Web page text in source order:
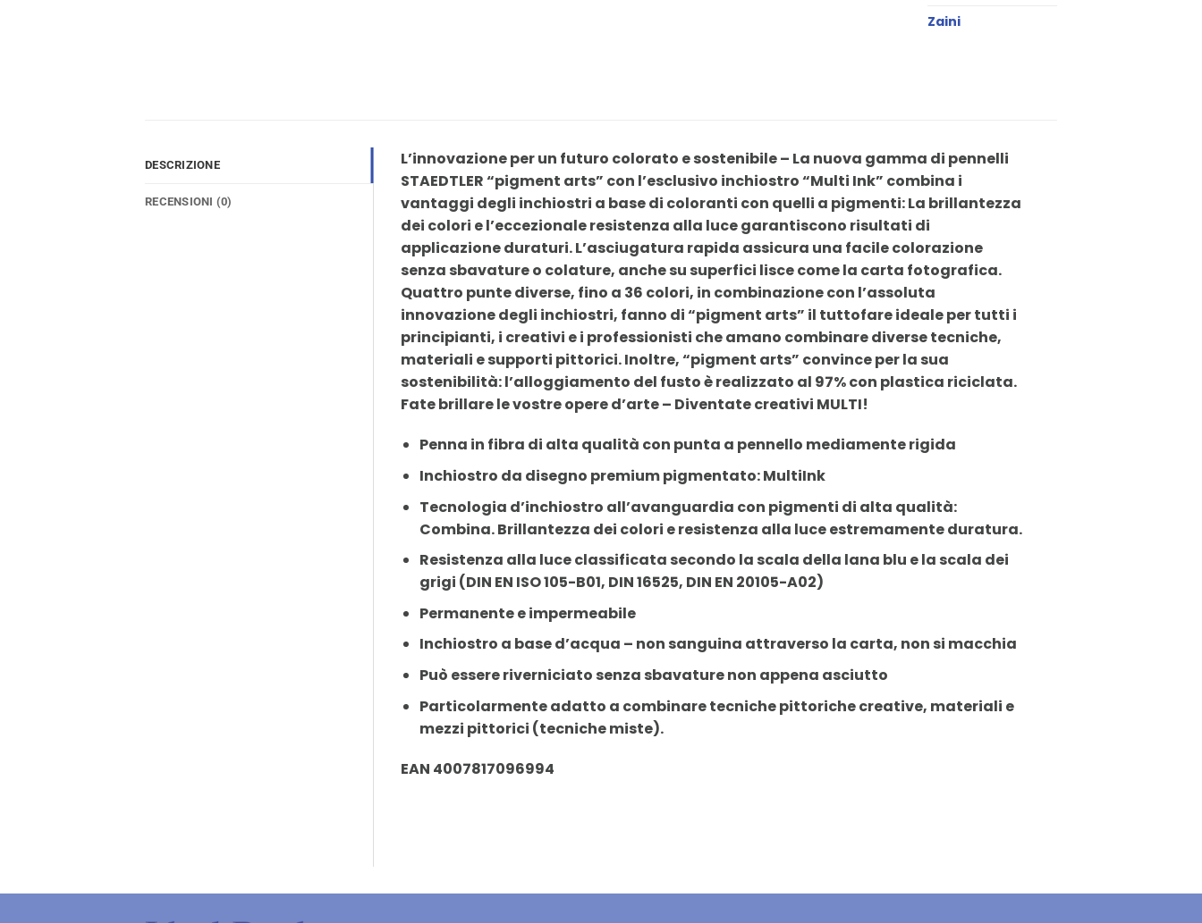
Zaini
DESCRIZIONE
RECENSIONI (0)
L’innovazione per un futuro colorato e sostenibile – La nuova gamma di pennelli
STAEDTLER “pigment arts” con l’esclusivo inchiostro “Multi Ink” combina i
vantaggi degli inchiostri a base di coloranti con quelli a pigmenti: La brillantezza
dei colori e l’eccezionale resistenza alla luce garantiscono risultati di
applicazione duraturi. L’asciugatura rapida assicura una facile colorazione
senza sbavature o colature, anche su superfici lisce come la carta fotografica.
Quattro punte diverse, fino a 36 colori, in combinazione con l’assoluta
innovazione degli inchiostri, fanno di “pigment arts” il tuttofare ideale per tutti i
principianti, i creativi e i professionisti che amano combinare diverse tecniche,
materiali e supporti pittorici. Inoltre, “pigment arts” convince per la sua
sostenibilità: l’alloggiamento del fusto è realizzato al 97% con plastica riciclata.
Fate brillare le vostre opere d’arte – Diventate creativi MULTI!
Penna in fibra di alta qualità con punta a pennello mediamente rigida
Inchiostro da disegno premium pigmentato: MultiInk
Tecnologia d’inchiostro all’avanguardia con pigmenti di alta qualità:
Combina. Brillantezza dei colori e resistenza alla luce estremamente duratura.
Resistenza alla luce classificata secondo la scala della lana blu e la scala dei
grigi (DIN EN ISO 105-B01, DIN 16525, DIN EN 20105-A02)
Permanente e impermeabile
Inchiostro a base d’acqua – non sanguina attraverso la carta, non si macchia
Può essere riverniciato senza sbavature non appena asciutto
Particolarmente adatto a combinare tecniche pittoriche creative, materiali e
mezzi pittorici (tecniche miste).
EAN 4007817096994